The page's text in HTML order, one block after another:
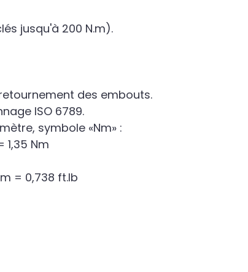
jusqu'à 200 N.m).
des embouts.
ISO 6789.
symbole «Nm» :
1,35 Nm
= 0,738 ft.lb